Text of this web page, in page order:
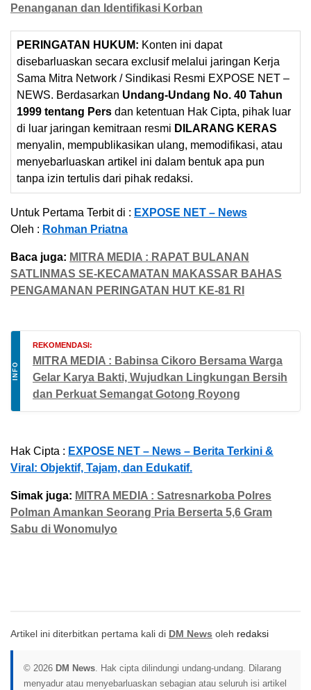
Penanganan dan Identifikasi Korban
PERINGATAN HUKUM: Konten ini dapat
disebarluaskan secara exclusif melalui jaringan Kerja
Sama Mitra Network / Sindikasi Resmi EXPOSE NET –
NEWS. Berdasarkan Undang-Undang No. 40 Tahun
1999 tentang Pers dan ketentuan Hak Cipta, pihak luar
di luar jaringan kemitraan resmi DILARANG KERAS
menyalin, mempublikasikan ulang, memodifikasi, atau
menyebarluaskan artikel ini dalam bentuk apa pun
tanpa izin tertulis dari pihak redaksi.
Untuk Pertama Terbit di : EXPOSE NET – News
Oleh : Rohman Priatna
Baca juga: MITRA MEDIA : RAPAT BULANAN
SATLINMAS SE-KECAMATAN MAKASSAR BAHAS
PENGAMANAN PERINGATAN HUT KE-81 RI
INFO
REKOMENDASI:
MITRA MEDIA : Babinsa Cikoro Bersama Warga
Gelar Karya Bakti, Wujudkan Lingkungan Bersih
dan Perkuat Semangat Gotong Royong
Hak Cipta : EXPOSE NET – News – Berita Terkini &
Viral: Objektif, Tajam, dan Edukatif.
Simak juga: MITRA MEDIA : Satresnarkoba Polres
Polman Amankan Seorang Pria Berserta 5,6 Gram
Sabu di Wonomulyo
Artikel ini diterbitkan pertama kali di DM News oleh redaksi
© 2026 DM News. Hak cipta dilindungi undang-undang. Dilarang
menyadur atau menyebarluaskan sebagian atau seluruh isi artikel